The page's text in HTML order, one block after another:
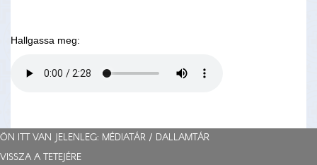
Hallgassa meg:
ÖN ITT VAN JELENLEG: MÉDIATÁR / DALLAMTÁR
VISSZA A TETEJÉRE